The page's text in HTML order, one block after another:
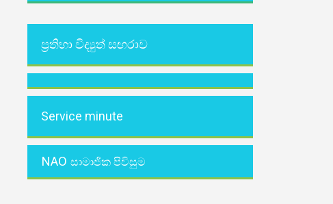
ප්‍රතිභා විද්‍යුත් සඟරාව
Service minute
NAO සාමාජික පිවිසුම